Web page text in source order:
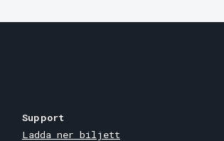
Support
Ladda ner biljett